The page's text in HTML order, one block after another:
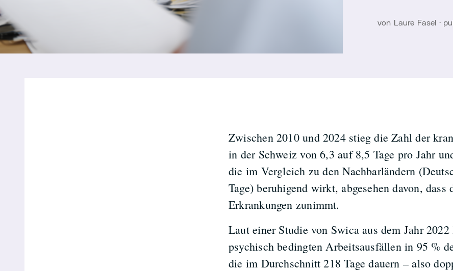
von Laure Fasel ·
Zwischen 2010 und 2024 stieg die Zahl der
in der Schweiz von 6,3 auf 8,5 Tage pro Jahr
die im Vergleich zu den Nachbarländern
Tage) beruhigend wirkt, abgesehen davon,
Erkrankungen zunimmt.
Laut einer Studie von Swica aus dem Jahr
psychisch bedingten Arbeitsausfällen in 95 %
die im Durchschnitt 218 Tage dauern – also